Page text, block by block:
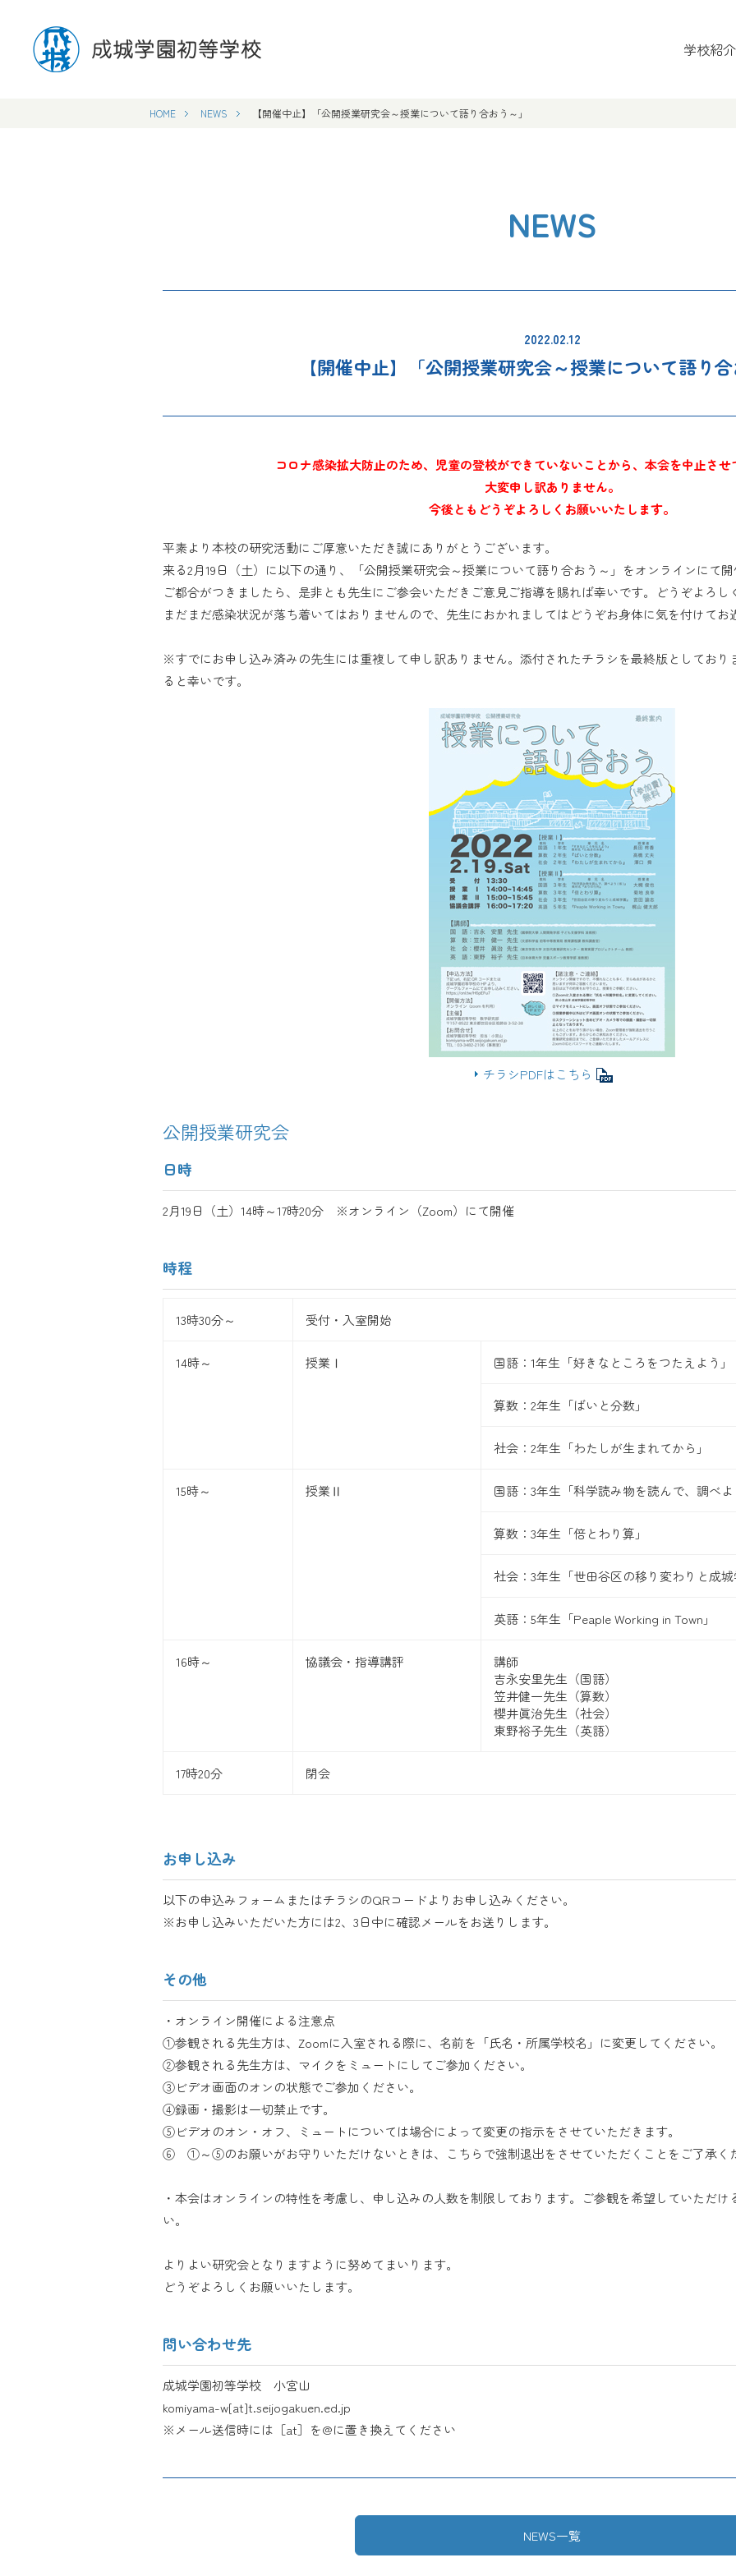
学校紹介
HOME NEWS 【開催中止】「公開授業研究会～授業について語り合おう～」
NEWS
2022.02.12
【開催中止】「公開授業研究会～授業について語り合
コロナ感染拡大防止のため、児童の登校ができていないことから、本会を中止させ
大変申し訳ありません。
今後ともどうぞよろしくお願いいたします。
平素より本校の研究活動にご厚意いただき誠にありがとうございます。
来る2月19日（土）に以下の通り、「公開授業研究会～授業について語り合おう～」をオンラインにて開
ご都合がつきましたら、是非とも先生にご参会いただきご意見ご指導を賜れば幸いです。どうぞよろし
まだまだ感染状況が落ち着いてはおりませんので、先生におかれましてはどうぞお身体に気を付けてお
※すでにお申し込み済みの先生には重複して申し訳ありません。添付されたチラシを最終版としており
ると幸いです。
チラシPDFはこちら
公開授業研究会
日時
2月19日（土）14時～17時20分 ※オンライン（Zoom）にて開催
時程
13時30分～ 受付・入室開始
14時～ 授業Ⅰ 国語：1年生「好きなところをつたえよう」
算数：2年生「ばいと分数」
社会：2年生「わたしが生まれてから」
15時～ 授業Ⅱ 国語：3年生「科学読み物を読んで、調べよ
算数：3年生「倍とわり算」
社会：3年生「世田谷区の移り変わりと成城
英語：5年生「Peaple Working in Town」
16時～ 協議会・指導講評
講師
吉永安里先生（国語）
笠井健一先生（算数）
櫻井眞治先生（社会）
東野裕子先生（英語）
17時20分 閉会
お申し込み
以下の申込みフォームまたはチラシのQRコードよりお申し込みください。
※お申し込みいただいた方には2、3日中に確認メールをお送りします。
その他
・オンライン開催による注意点
①参観される先生方は、Zoomに入室される際に、名前を「氏名・所属学校名」に変更してください。
②参観される先生方は、マイクをミュートにしてご参加ください。
③ビデオ画面のオンの状態でご参加ください。
④録画・撮影は一切禁止です。
⑤ビデオのオン・オフ、ミュートについては場合によって変更の指示をさせていただきます。
⑥ ①～⑤のお願いがお守りいただけないときは、こちらで強制退出をさせていただくことをご了承く
・本会はオンラインの特性を考慮し、申し込みの人数を制限しております。ご参観を希望していただ
い。
よりよい研究会となりますように努めてまいります。
どうぞよろしくお願いいたします。
問い合わせ先
成城学園初等学校 小宮山
komiyama-w[at]t.seijogakuen.ed.jp
※メール送信時には［at］を@に置き換えてください
NEWS一覧